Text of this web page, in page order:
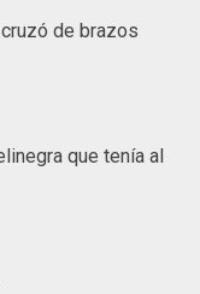
de brazos
que tenía al